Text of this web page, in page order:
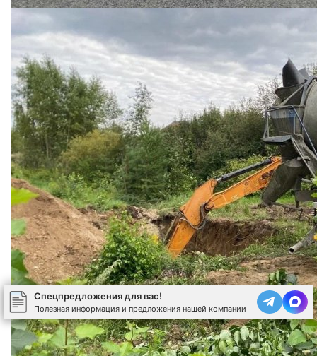
Спецпредложения для вас!
Полезная информация и предложения нашей компании